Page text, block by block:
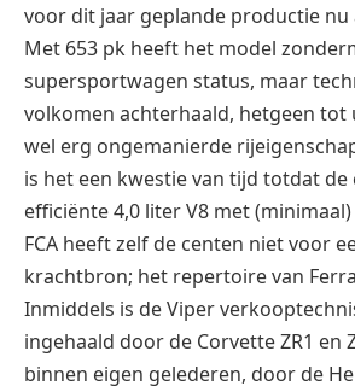
voor dit jaar geplande productie nu
Met 653 pk heeft het model
supersportwagen status, maar
volkomen achterhaald, hetgeen tot
wel erg ongemanierde
is het een kwestie van tijd totdat
efficiënte 4,0 liter V8 met
FCA heeft zelf de centen niet voor
krachtbron; het repertoire van
Inmiddels is de Viper
ingehaald door de Corvette ZR1 en
binnen eigen gelederen, door de